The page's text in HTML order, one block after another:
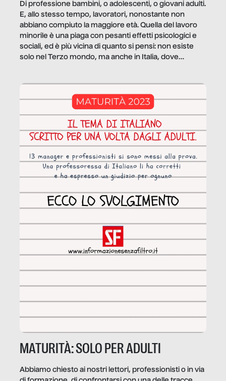
Di professione bambini, o adolescenti, o giovani adulti.
E, allo stesso tempo, lavoratori, nonostante non
abbiano compiuto la maggiore età. Quella del lavoro
minorile è una piaga con pesanti effetti psicologici e
sociali, ed è più vicina di quanto si pensi: non esiste
solo nel Terzo mondo, ma anche in Italia, dove
MATURITÀ: SOLO PER ADULTI
Abbiamo chiesto ai nostri lettori, professionisti o in via